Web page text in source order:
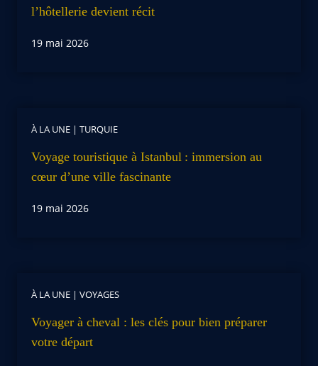
l’hôtellerie devient récit
19 mai 2026
À LA UNE | TURQUIE
Voyage touristique à Istanbul : immersion au
cœur d’une ville fascinante
19 mai 2026
À LA UNE | VOYAGES
Voyager à cheval : les clés pour bien préparer
votre départ